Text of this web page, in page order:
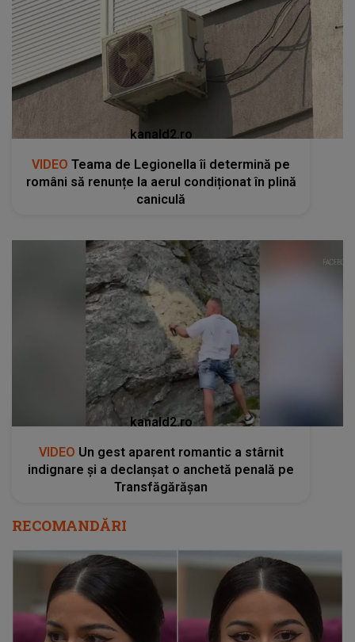
kanald2.ro
VIDEO Teama de Legionella îi determină pe
români să renunțe la aerul condiționat în plină
caniculă
kanald2.ro
VIDEO Un gest aparent romantic a stârnit
indignare și a declanșat o anchetă penală pe
Transfăgărășan
RECOMANDĂRI